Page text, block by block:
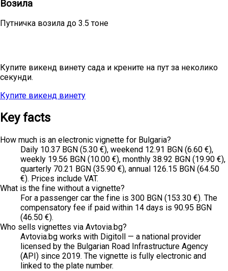
Возила
Путничка возила до 3.5 тоне
Купите викенд винету сада и крените на пут за неколико
секунди.
Купите викенд винету
Key facts
How much is an electronic vignette for Bulgaria?
Daily 10.37 BGN (5.30 €), weekend 12.91 BGN (6.60 €),
weekly 19.56 BGN (10.00 €), monthly 38.92 BGN (19.90 €),
quarterly 70.21 BGN (35.90 €), annual 126.15 BGN (64.50
€). Prices include VAT.
What is the fine without a vignette?
For a passenger car the fine is 300 BGN (153.30 €). The
compensatory fee if paid within 14 days is 90.95 BGN
(46.50 €).
Who sells vignettes via Avtovia.bg?
Avtovia.bg works with Digitoll — a national provider
licensed by the Bulgarian Road Infrastructure Agency
(API) since 2019. The vignette is fully electronic and
linked to the plate number.